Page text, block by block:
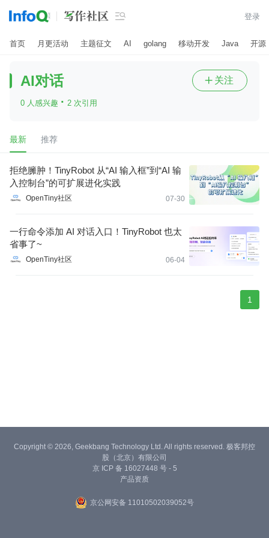
 登录
首页 月更活动 主题征文 AI golang 移动开发 Java 开源
AI对话
0 人感兴趣 · 2 次引用
 关注
最新 推荐
拒绝臃肿！TinyRobot 从“AI 输入框”到“AI 输
入控制台”的可扩展进化实践
OpenTiny社区 07-30
一行命令添加 AI 对话入口！TinyRobot 也太
省事了~
OpenTiny社区 06-04
1
Copyright © 2026, Geekbang Technology Ltd. All rights reserved. 极客邦控
股（北京）有限公司
京 ICP 备 16027448 号 - 5
产品资质
京公网安备 11010502039052号